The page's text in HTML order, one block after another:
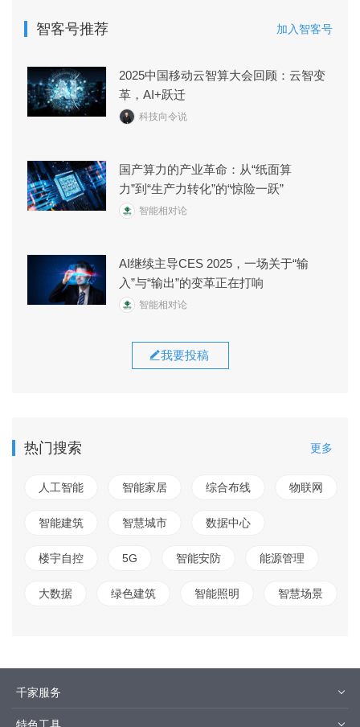
智客号推荐 加入智客号
2025中国移动云智算大会回顾：云智变
革，AI+跃迁
科技向令说
国产算力的产业革命：从“纸面算
力”到“生产力转化”的“惊险一跃”
智能相对论
AI继续主导CES 2025，一场关于“输
入”与“输出”的变革正在打响
智能相对论
我要投稿
热门搜索 更多
人工智能 智能家居 综合布线 物联网
智能建筑 智慧城市 数据中心
楼宇自控 5G 智能安防 能源管理
大数据 绿色建筑 智能照明 智慧场景
千家服务